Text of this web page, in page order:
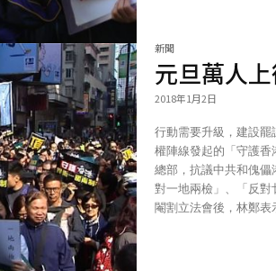
新聞
元旦萬人
2018年1月2日
行動需要升級，建設罷課罷工運動 社會主義行
權陣線發起的「守護
總部，抗議中共和傀
對一地兩檢」、「反
閹割立法會後，林鄭表